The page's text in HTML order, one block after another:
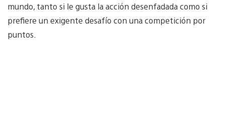
mundo, tanto si le gusta la acción desenfadada como si
prefiere un exigente desafío con una competición por
puntos.